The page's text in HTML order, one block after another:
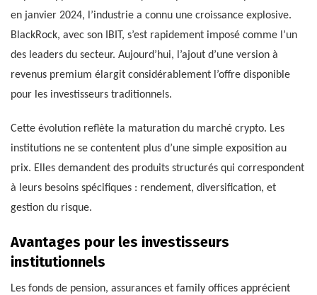
en janvier 2024, l’industrie a connu une croissance explosive.
BlackRock, avec son IBIT, s’est rapidement imposé comme l’un
des leaders du secteur. Aujourd’hui, l’ajout d’une version à
revenus premium élargit considérablement l’offre disponible
pour les investisseurs traditionnels.
Cette évolution reflète la maturation du marché crypto. Les
institutions ne se contentent plus d’une simple exposition au
prix. Elles demandent des produits structurés qui correspondent
à leurs besoins spécifiques : rendement, diversification, et
gestion du risque.
Avantages pour les investisseurs
institutionnels
Les fonds de pension, assurances et family offices apprécient